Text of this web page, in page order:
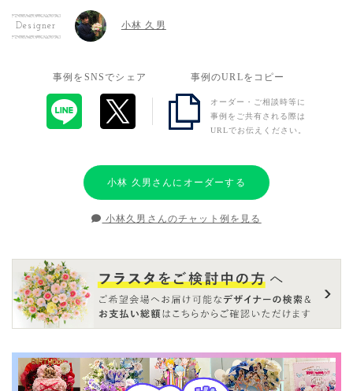
Designer 小林 久男
事例をSNSでシェア 事例のURLをコピー
オーダー・ご相談時等に
事例をご共有される際は
URLでお伝えください。
小林 久男さんにオーダーする
小林久男さんのチャット例を見る